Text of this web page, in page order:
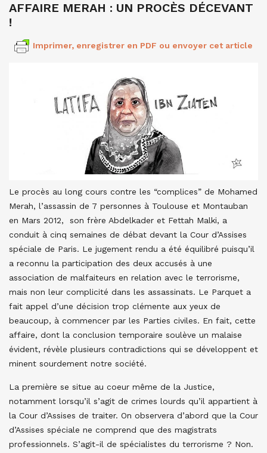
AFFAIRE MERAH : UN PROCÈS DÉCEVANT
!
Imprimer, enregistrer en PDF ou envoyer cet article
Le procès au long cours contre les “complices” de Mohamed
Merah, l’assassin de 7 personnes à Toulouse et Montauban
en Mars 2012, son frère Abdelkader et Fettah Malki, a
conduit à cinq semaines de débat devant la Cour d’Assises
spéciale de Paris. Le jugement rendu a été équilibré puisqu’il
a reconnu la participation des deux accusés à une
association de malfaiteurs en relation avec le terrorisme,
mais non leur complicité dans les assassinats. Le Parquet a
fait appel d’une décision trop clémente aux yeux de
beaucoup, à commencer par les Parties civiles. En fait, cette
affaire, dont la conclusion temporaire soulève un malaise
évident, révèle plusieurs contradictions qui se développent et
minent sourdement notre société.
La première se situe au coeur même de la Justice,
notamment lorsqu’il s’agit de crimes lourds qu’il appartient à
la Cour d’Assises de traiter. On observera d’abord que la Cour
d’Assises spéciale ne comprend que des magistrats
professionnels. S’agit-il de spécialistes du terrorisme ? Non.